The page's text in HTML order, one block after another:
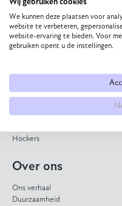
Eiken eettafel
Eetkamerbank op maat
Collectie
Salontafels
Banken
Hockers
Over ons
Ons verhaal
Duurzaamheid
Wij gebruiken cookies
We kunnen deze plaatsen voor
website te verbeteren,
website-ervaring te bieden. Voor
gebruiken opent u de instellingen.